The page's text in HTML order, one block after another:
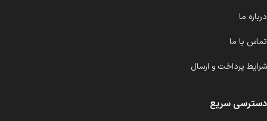
درباره ما
تماس با ما
شرایط پرداخت و ارسال
دسترسی سریع